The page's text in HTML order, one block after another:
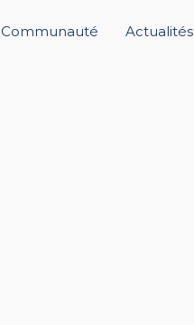
Communauté Actualités